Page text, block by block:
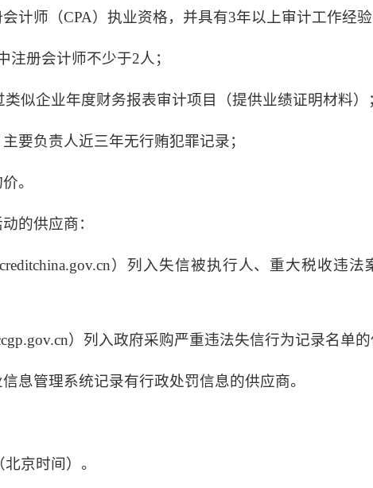
计师（CPA）执业资格，并具有3年以上审计工作经验
注册会计师不少于2人；
似企业年度财务报表审计项目（提供业绩证明材料）
要负责人近三年无行贿犯罪记录；
。
的供应商：
）列入失信被执行人、重大税收违
）列入政府采购严重违法失信行为记录名单的
息管理系统记录有行政处罚信息的供应商。
京时间）。